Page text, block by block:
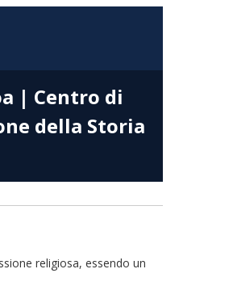
| Centro di
della Storia
religiosa, essendo un